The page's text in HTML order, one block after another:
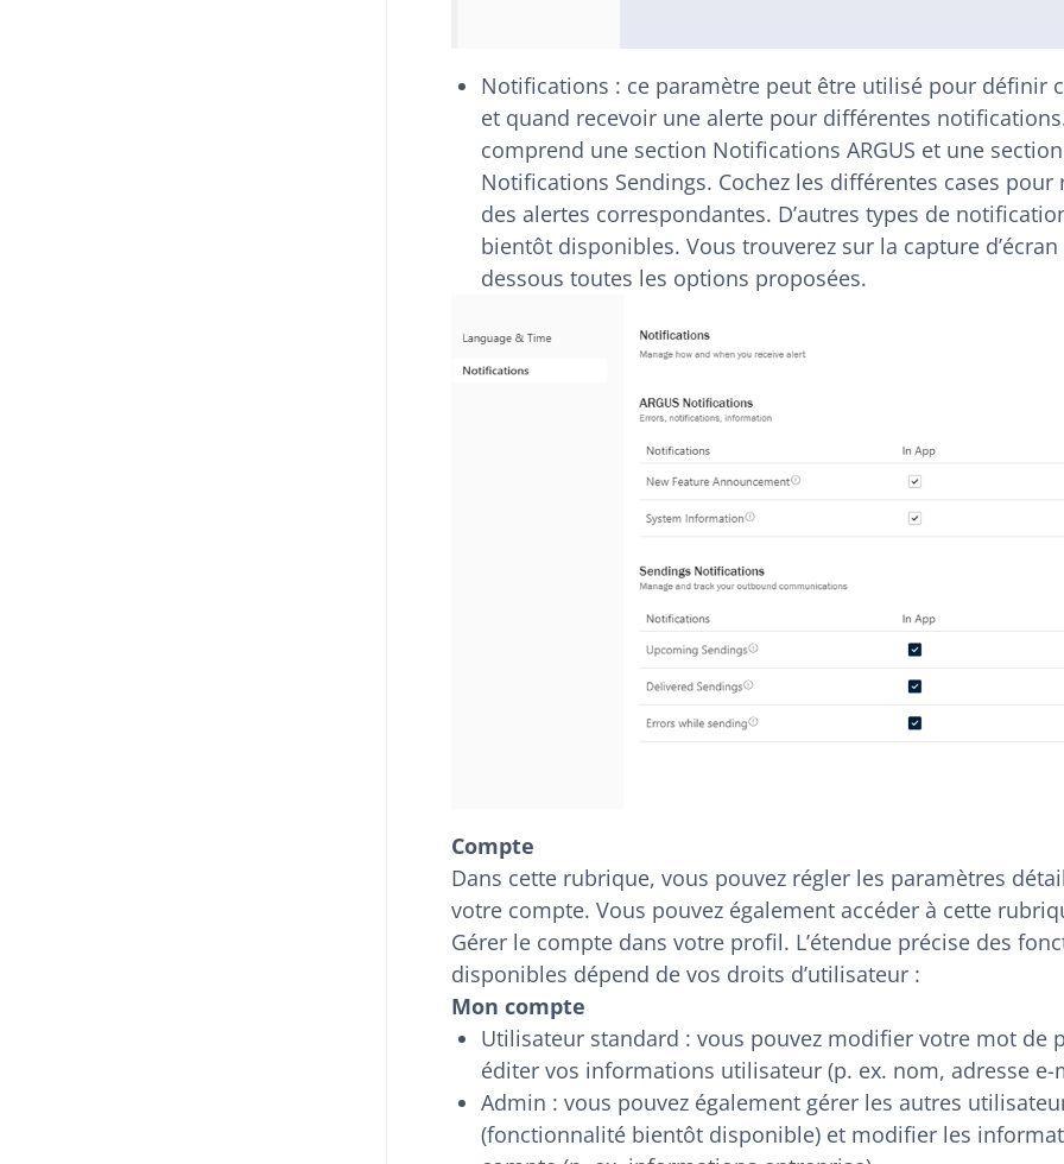
Notifications : ce paramètre peut être utilisé pour définir
et quand recevoir une alerte pour différentes
comprend une section Notifications ARGUS et une section
Notifications Sendings. Cochez les différentes cases pour
des alertes correspondantes. D’autres types de
bientôt disponibles. Vous trouverez sur la capture d’écran
dessous toutes les options proposées.
Compte
Dans cette rubrique, vous pouvez régler les paramètres
votre compte. Vous pouvez également accéder à cette
Gérer le compte dans votre profil. L’étendue précise des
disponibles dépend de vos droits d’utilisateur :
Mon compte
Utilisateur standard : vous pouvez modifier votre mot de
éditer vos informations utilisateur (p. ex. nom, adresse e-
Admin : vous pouvez également gérer les autres
(fonctionnalité bientôt disponible) et modifier les